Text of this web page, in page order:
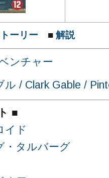
ーリー ■ 解説
ンチャー
ル / Clark Gable /
■
イド
・タルバーグ